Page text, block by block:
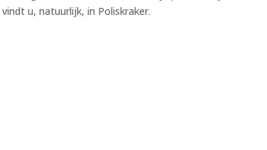
u, natuurlijk, in Poliskraker.